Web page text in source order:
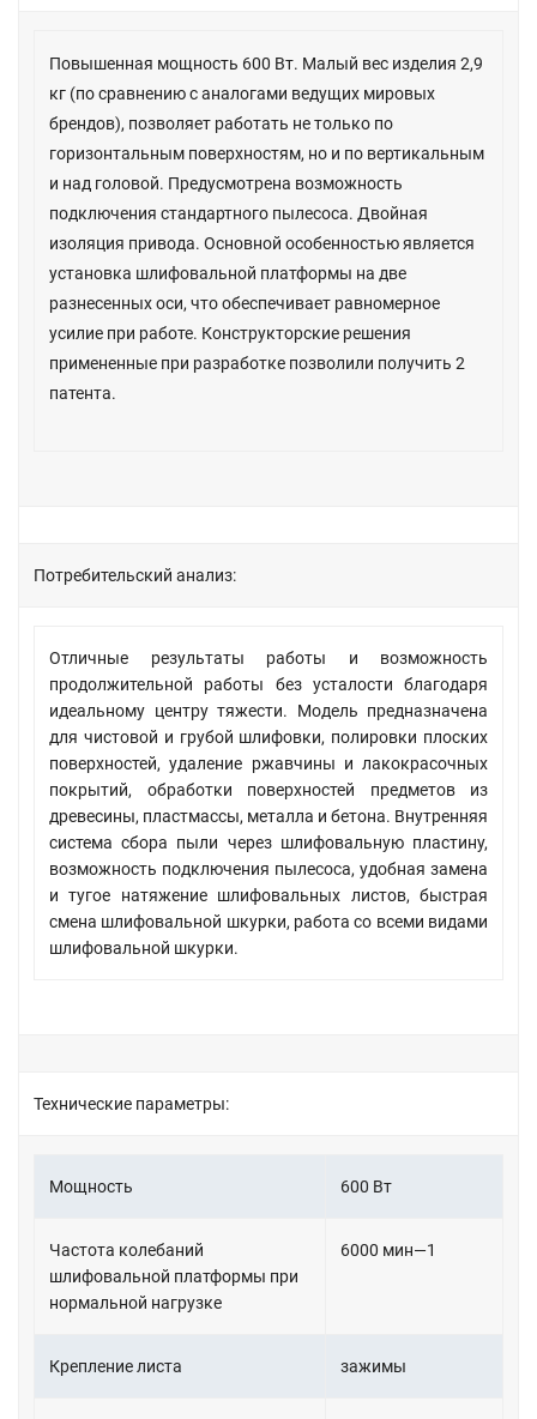
Повышенная мощность 600 Вт. Малый вес изделия 2,9
кг (по сравнению с аналогами ведущих мировых
брендов), позволяет работать не только по
горизонтальным поверхностям, но и по вертикальным
и над головой. Предусмотрена возможность
подключения стандартного пылесоса. Двойная
изоляция привода. Основной особенностью является
установка шлифовальной платформы на две
разнесенных оси, что обеспечивает равномерное
усилие при работе. Конструкторские решения
примененные при разработке позволили получить 2
патента.
Потребительский анализ:
Отличные результаты работы и возможность
продолжительной работы без усталости благодаря
идеальному центру тяжести. Модель предназначена
для чистовой и грубой шлифовки, полировки плоских
поверхностей, удаление ржавчины и лакокрасочных
покрытий, обработки поверхностей предметов из
древесины, пластмассы, металла и бетона. Внутренняя
система сбора пыли через шлифовальную пластину,
возможность подключения пылесоса, удобная замена
и тугое натяжение шлифовальных листов, быстрая
смена шлифовальной шкурки, работа со всеми видами
шлифовальной шкурки.
Технические параметры:
Мощность 600 Вт
Частота колебаний
шлифовальной платформы при
нормальной нагрузке
6000 мин—1
Крепление листа зажимы